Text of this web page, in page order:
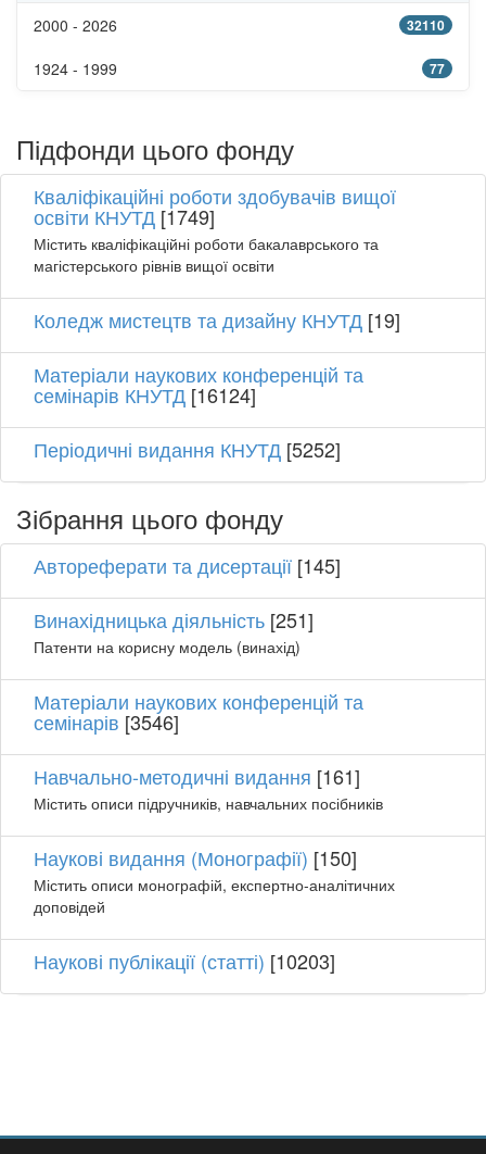
2000 - 2026 32110
1924 - 1999 77
Підфонди цього фонду
Кваліфікаційні роботи здобувачів вищої
освіти КНУТД [1749]
Містить кваліфікаційні роботи бакалаврського та
магістерського рівнів вищої освіти
Коледж мистецтв та дизайну КНУТД [19]
Матеріали наукових конференцій та
семінарів КНУТД [16124]
Періодичні видання КНУТД [5252]
Зібрання цього фонду
Автореферати та дисертації [145]
Винахідницька діяльність [251]
Патенти на корисну модель (винахід)
Матеріали наукових конференцій та
семінарів [3546]
Навчально-методичні видання [161]
Містить описи підручників, навчальних посібників
Наукові видання (Монографії) [150]
Містить описи монографій, експертно-аналітичних
доповідей
Наукові публікації (статті) [10203]